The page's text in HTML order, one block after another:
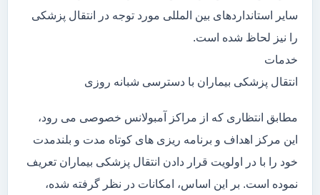
سایر استانداردهای بین المللی مورد توجه در انتقال پزشکی
را نیز لحاظ شده است.
خدمات
انتقال پزشکی بیماران با دسترسی شبانه روزی
مطابق انتظاری که از مراکز آمبولانس خصوصی می رود،
این مرکز اهداف و برنامه ریزی های کوتاه مدت و بلندمدت
خود را با در اولویت قرار دادن انتقال پزشکی بیماران تعریف
نموده است. بر این اساس، امکانات در نظر گرفته شده،